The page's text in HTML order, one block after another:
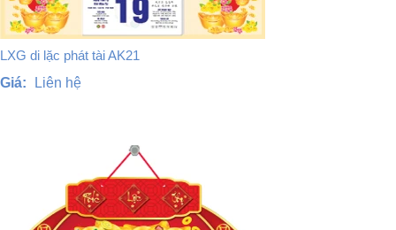
LXG di lặc phát tài AK21
Giá:
Liên hệ